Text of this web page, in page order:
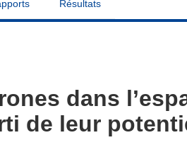
Résultats
dans
de leur